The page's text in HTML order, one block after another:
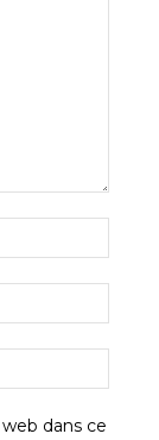
:*
:*
:
dans ce